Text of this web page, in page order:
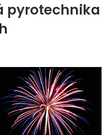
pyrotechnika